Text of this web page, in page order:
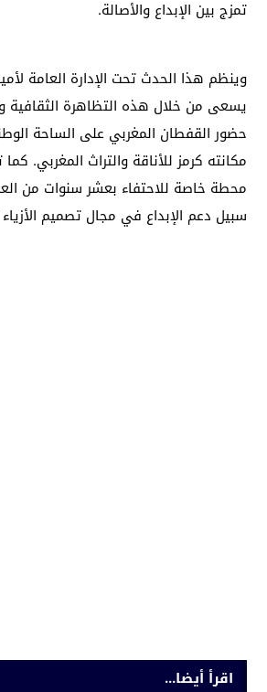
تمزج بين الإبداع والأصالة.
وينظم هذا الحدث تحت الإدارة العامة
يسعى من خلال هذه التظاهرة الثقافية
حضور القفطان المغربي على الساحة
مكانته كرمز للأناقة والتراث المغربي.
محطة خاصة للاحتفاء بعشر سنوات من
سبيل دعم الإبداع في مجال تصميم الأزياء
اقرأ أيضا...